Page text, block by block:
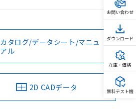
カタログ/データシート/マニュ
アル
2D CADデータ
お問い合わせ
ダウンロード
在庫・価格
無料テスト機